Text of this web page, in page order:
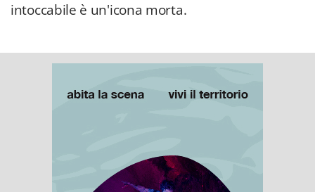
intoccabile è un'icona morta.